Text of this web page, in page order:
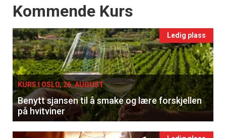
Events
Kommende Kurs
Ledig plass
KURS I OSLO, 26. AUGUST
Benytt sjansen til å smake og lære forskjellen
på hvitviner